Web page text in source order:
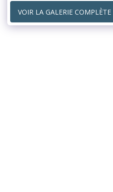
VOIR LA GALERIE COMPLÈTE